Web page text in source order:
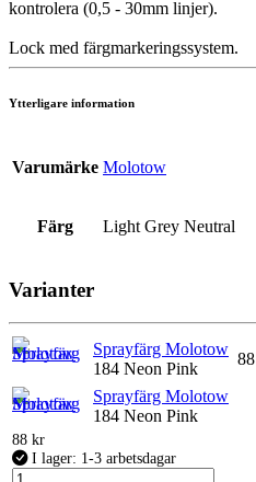
kontrolera (0,5 - 30mm linjer).
Lock med färgmarkeringssystem.
Ytterligare information
Varumärke Molotow
Färg Light Grey Neutral
Varianter
Sprayfärg Molotow
184 Neon Pink
88
Sprayfärg Molotow
184 Neon Pink
88 kr
I lager: 1-3 arbetsdagar